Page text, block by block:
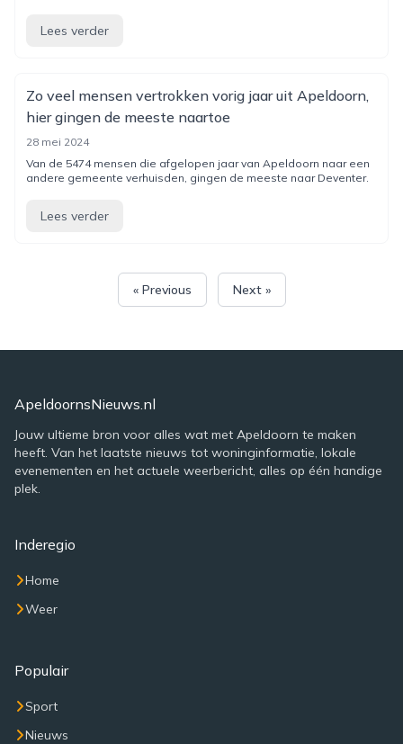
Lees verder
Zo veel mensen vertrokken vorig jaar uit Apeldoorn,
hier gingen de meeste naartoe
28 mei 2024
Van de 5474 mensen die afgelopen jaar van Apeldoorn naar een
andere gemeente verhuisden, gingen de meeste naar Deventer.
Lees verder
« Previous Next »
ApeldoornsNieuws.nl
Jouw ultieme bron voor alles wat met Apeldoorn te maken
heeft. Van het laatste nieuws tot woninginformatie, lokale
evenementen en het actuele weerbericht, alles op één handige
plek.
Inderegio
Home
Weer
Populair
Sport
Nieuws